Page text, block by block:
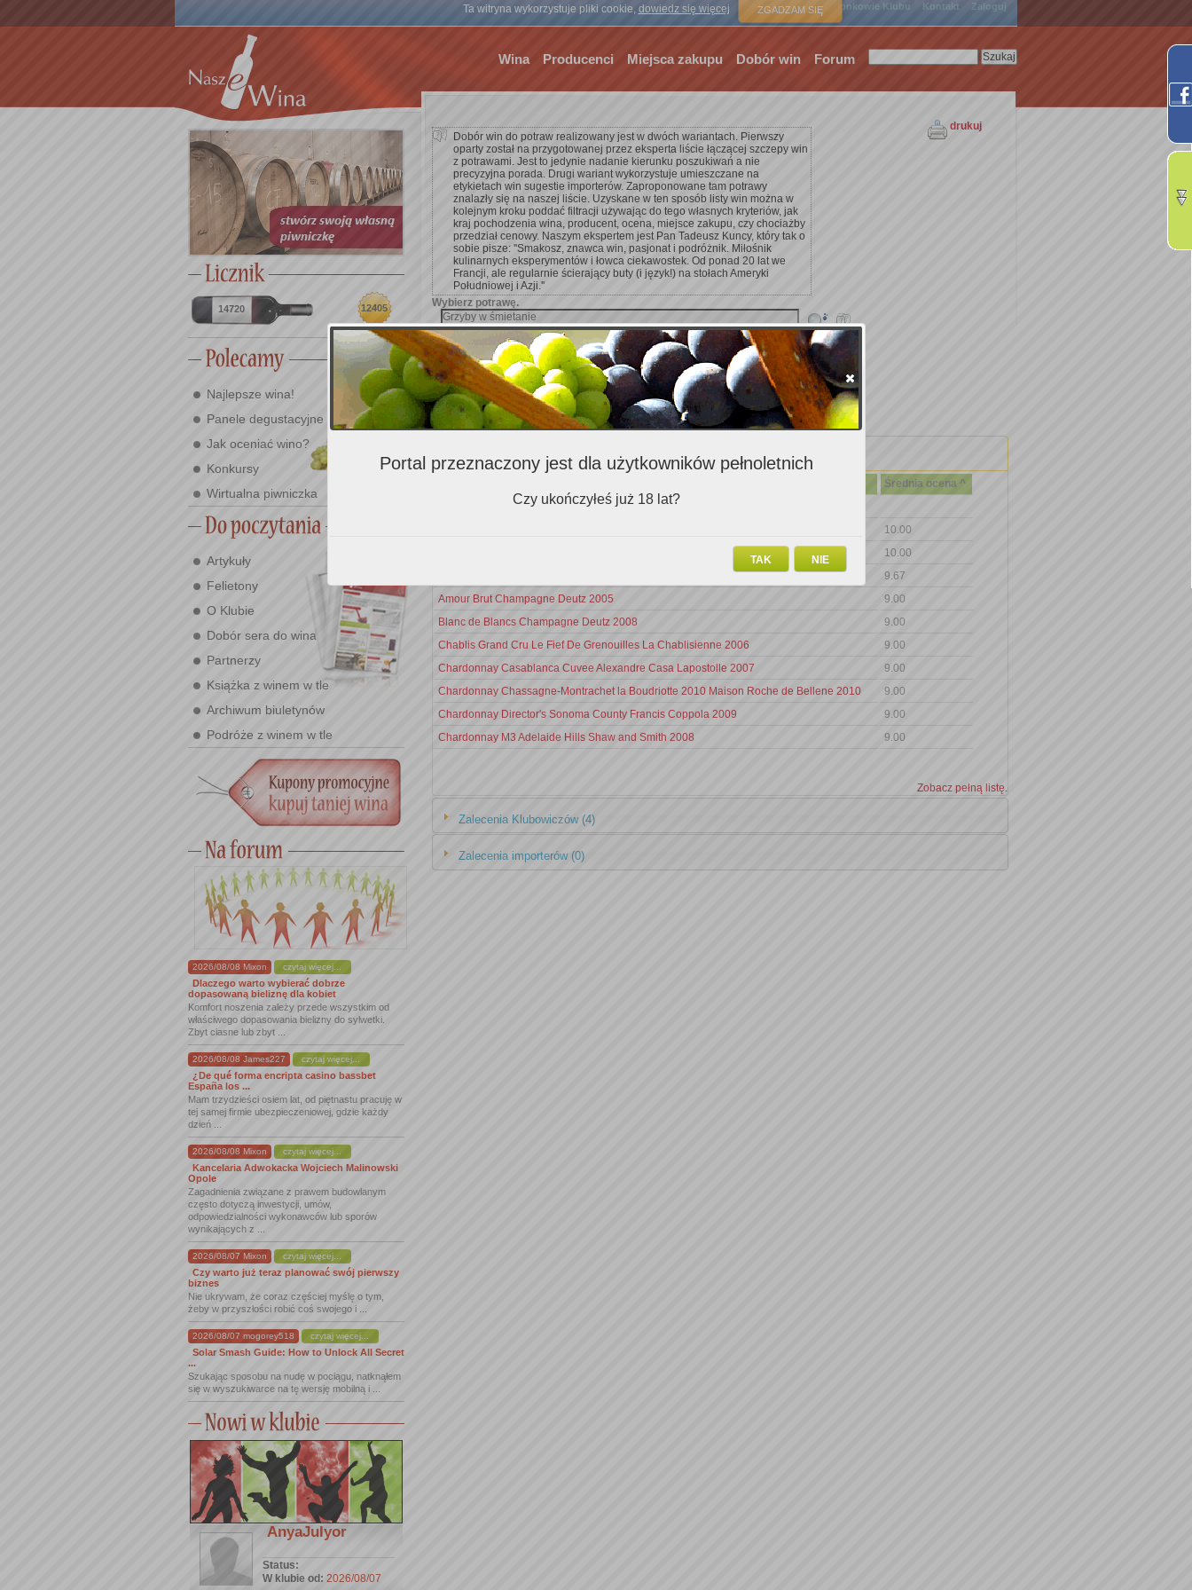
Ta witryna wykorzystuje pliki cookie, dowiedz się więcej ZGADZAM SIĘ
Strona główna Członkowie Klubu Kontakt Zaloguj
Wina Producenci Miejsca zakupu Dobór win Forum
14720 12405
Najlepsze wina!
Panele degustacyjne
Jak oceniać wino?
Konkursy
Wirtualna piwniczka
Artykuły
Felietony
O Klubie
Dobór sera do wina
Partnerzy
Książka z winem w tle
Archiwum biuletynów
Podróże z winem w tle
2026/08/08 Mixon czytaj więcej...
Dlaczego warto wybierać dobrze
dopasowaną bieliznę dla kobiet
Komfort noszenia zależy przede wszystkim od
właściwego dopasowania bielizny do sylwetki.
Zbyt ciasne lub zbyt ...
2026/08/08 James227 czytaj więcej...
¿De qué forma encripta casino bassbet
España los ...
Mam trzydzieści osiem lat, od piętnastu pracuję w
tej samej firmie ubezpieczeniowej, gdzie każdy
dzień ...
2026/08/08 Mixon czytaj więcej...
Kancelaria Adwokacka Wojciech Malinowski
Opole
Zagadnienia związane z prawem budowlanym
często dotyczą inwestycji, umów,
odpowiedzialności wykonawców lub sporów
wynikających z ...
2026/08/07 Mixon czytaj więcej...
Czy warto już teraz planować swój pierwszy
biznes
Nie ukrywam, że coraz częściej myślę o tym,
żeby w przyszłości robić coś swojego i ...
2026/08/07 mogorey518 czytaj więcej...
Solar Smash Guide: How to Unlock All Secret
...
Szukając sposobu na nudę w pociągu, natknąłem
się w wyszukiwarce na tę wersję mobilną i ...
AnyaJulyor
Status:
W klubie od: 2026/08/07
drukuj
Dobór win do potraw realizowany jest w dwóch wariantach. Pierwszy
oparty został na przygotowanej przez eksperta liście łączącej szczepy win
z potrawami. Jest to jedynie nadanie kierunku poszukiwań a nie
precyzyjna porada. Drugi wariant wykorzystuje umieszczane na
etykietach win sugestie importerów. Zaproponowane tam potrawy
znalazły się na naszej liście. Uzyskane w ten sposób listy win można w
kolejnym kroku poddać filtracji używając do tego własnych kryteriów, jak
kraj pochodzenia wina, producent, ocena, miejsce zakupu, czy chociażby
przedział cenowy. Naszym ekspertem jest Pan Tadeusz Kuncy, który tak o
sobie pisze: ''Smakosz, znawca win, pasjonat i podróżnik. Miłośnik
kulinarnych eksperymentów i łowca ciekawostek. Od ponad 20 lat we
Francji, ale regularnie ścierający buty (i język!) na stołach Ameryki
Południowej i Azji.''
Wybierz potrawę.
Dodaj kryterium wyszukiwania.
Zalecenia ekspertów (793)
Średnia ocena ^
10.00
10.00
9.67
Amour Brut Champagne Deutz 2005
9.00
Blanc de Blancs Champagne Deutz 2008
9.00
Chablis Grand Cru Le Fief De Grenouilles La Chablisienne 2006
9.00
Chardonnay Casablanca Cuvee Alexandre Casa Lapostolle 2007
9.00
Chardonnay Chassagne-Montrachet la Boudriotte 2010 Maison Roche de Bellene 2010
9.00
Chardonnay Director's Sonoma County Francis Coppola 2009
9.00
Chardonnay M3 Adelaide Hills Shaw and Smith 2008
9.00
Zobacz pełną listę.
Zalecenia Klubowiczów (4)
Zalecenia importerów (0)
Portal przeznaczony jest dla użytkowników pełnoletnich
Czy ukończyłeś już 18 lat?
NIE
TAK